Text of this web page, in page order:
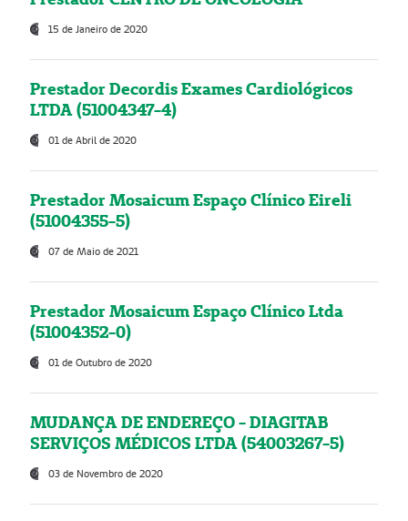
15 de Janeiro de 2020
Prestador Decordis Exames Cardiológicos
LTDA (51004347-4)
01 de Abril de 2020
Prestador Mosaicum Espaço Clínico Eireli
(51004355-5)
07 de Maio de 2021
Prestador Mosaicum Espaço Clínico Ltda
(51004352-0)
01 de Outubro de 2020
MUDANÇA DE ENDEREÇO - DIAGITAB
SERVIÇOS MÉDICOS LTDA (54003267-5)
03 de Novembro de 2020